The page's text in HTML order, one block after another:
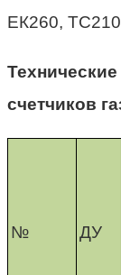
ЕК260,
счетчиков
№ ДУ